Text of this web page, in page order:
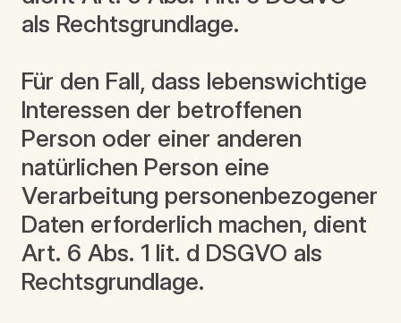
als Rechtsgrundlage.
Für den Fall, dass lebenswichtige
Interessen der betroffenen
Person oder einer anderen
natürlichen Person eine
Verarbeitung personenbezogener
Daten erforderlich machen, dient
Art. 6 Abs. 1 lit. d DSGVO als
Rechtsgrundlage.